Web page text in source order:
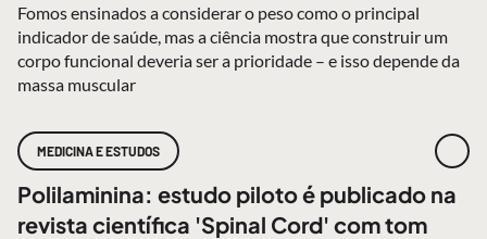
Fomos ensinados a considerar o peso como o principal
indicador de saúde, mas a ciência mostra que construir um
corpo funcional deveria ser a prioridade – e isso depende da
massa muscular
MEDICINA E ESTUDOS
Polilaminina: estudo piloto é publicado na
revista científica 'Spinal Cord' com tom